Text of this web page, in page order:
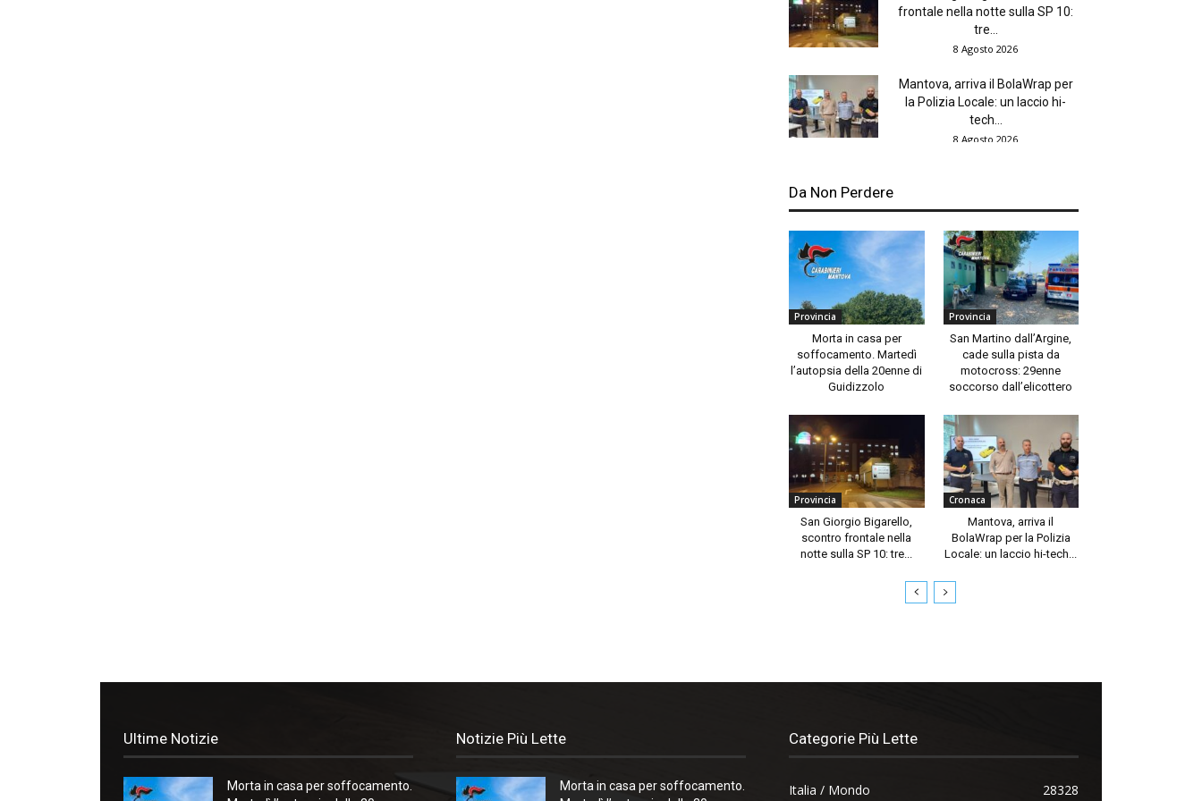
frontale nella notte sulla SP 10:
tre...
8 Agosto 2026
Mantova, arriva il BolaWrap per
la Polizia Locale: un laccio hi-
tech...
8 Agosto 2026
Da Non Perdere
Provincia
Morta in casa per
soffocamento. Martedì
l’autopsia della 20enne di
Guidizzolo
Provincia
San Martino dall’Argine,
cade sulla pista da
motocross: 29enne
soccorso dall’elicottero
Provincia
San Giorgio Bigarello,
scontro frontale nella
notte sulla SP 10: tre...
Cronaca
Mantova, arriva il
BolaWrap per la Polizia
Locale: un laccio hi-tech...
Ultime Notizie
Morta in casa per soffocamento.
Notizie Più Lette
Morta in casa per soffocamento.
Categorie Più Lette
Italia / Mondo 28328